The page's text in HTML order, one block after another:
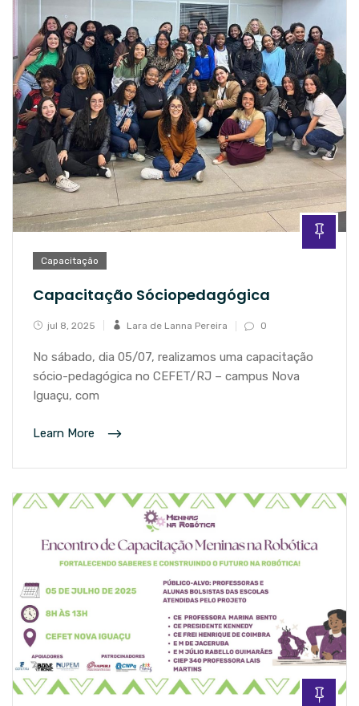
Capacitação
Capacitação Sóciopedagógica
jul 8, 2025 Lara de Lanna Pereira 0
No sábado, dia 05/07, realizamos uma capacitação
sócio-pedagógica no CEFET/RJ – campus Nova
Iguaçu, com
Learn More